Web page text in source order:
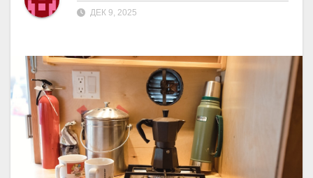
ДЕК 9, 2025